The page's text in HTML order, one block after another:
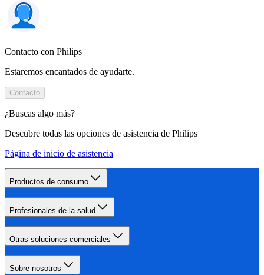
Contacto con Philips
Estaremos encantados de ayudarte.
Contacto
¿Buscas algo más?
Descubre todas las opciones de asistencia de Philips
Página de inicio de asistencia
Productos de consumo
Profesionales de la salud
Otras soluciones comerciales
Sobre nosotros